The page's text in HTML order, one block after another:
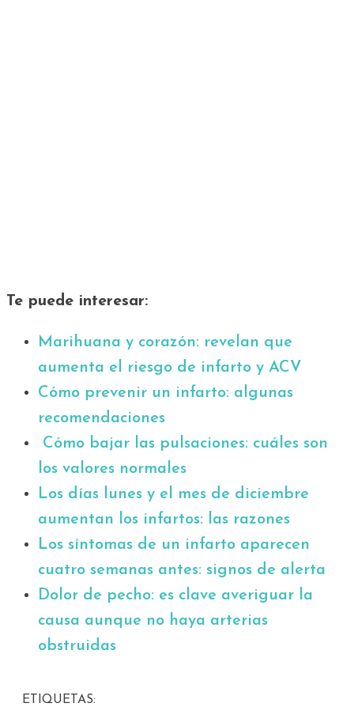
Te puede interesar:
Marihuana y corazón: revelan que
aumenta el riesgo de infarto y ACV
Cómo prevenir un infarto: algunas
recomendaciones
Cómo bajar las pulsaciones: cuáles son
los valores normales
Los días lunes y el mes de diciembre
aumentan los infartos: las razones
Los síntomas de un infarto aparecen
cuatro semanas antes: signos de alerta
Dolor de pecho: es clave averiguar la
causa aunque no haya arterias
obstruidas
ETIQUETAS: